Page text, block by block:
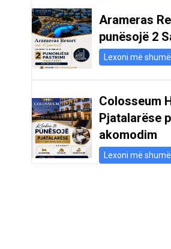
Arameras
punësojë 2
Lexoni më shumë
Colosseum
Pjatalarëse
akomodim
Lexoni më shumë